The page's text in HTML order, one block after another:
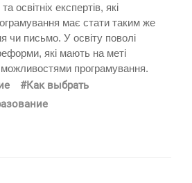
освітніх експертів, які
має стати таким же
чи письмо. У освіту поволі
які мають на меті
можливостями програмування.
#Как выбрать